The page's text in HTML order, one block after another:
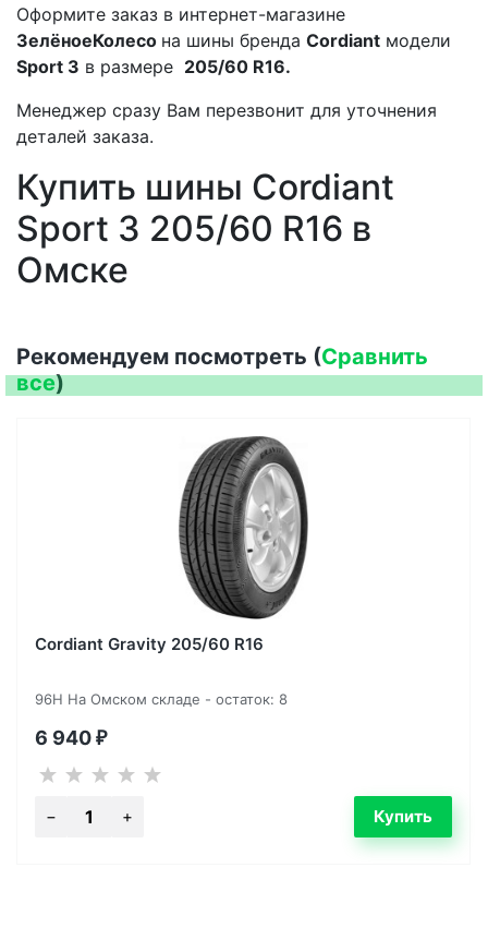
Оформите заказ в интернет-магазине
ЗелёноеКолесо на шины бренда Cordiant модели
Sport 3 в размере 205/60 R16.
Менеджер сразу Вам перезвонит для уточнения
деталей заказа.
Купить шины Cordiant
Sport 3 205/60 R16 в
Омске
Рекомендуем посмотреть (Сравнить
все)
Cordiant Gravity 205/60 R16
96H На Омском складе - остаток: 8
6 940 ₽